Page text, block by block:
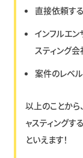
直接依頼す
インフルエ
スティング
案件のレベ
以上のことから
ャスティングす
といえます！